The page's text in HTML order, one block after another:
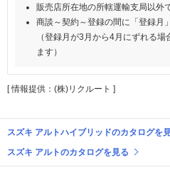
販売店所在地の所轄運輸支局以外
商談～契約～登録の間に「登録月
（登録月が3月から4月にずれる
ます）
[ 情報提供：(株)リクルート ]
スズキ アルトハイブリッドのカタログを
スズキ アルトのカタログを見る